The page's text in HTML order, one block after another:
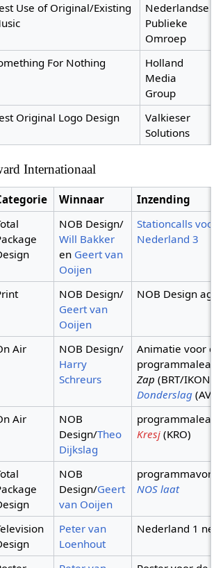
Use of Original/Existing
Nederlandse
Publieke
Omroep
For Nothing
Holland
Media
Group
Original Logo Design
Valkieser
Solutions
Internationaal
Winnaar
Inzending
NOB Design/
Will Bakker
en Geert van
Ooijen
Stationcalls
Nederland 3
NOB Design/
Geert van
Ooijen
NOB Design
Air
NOB Design/
Harry
Schreurs
Animatie voor
Zap (BRT/
Donderslag
Air
NOB
Design/Theo
Dijkslag
Kresj (KRO)
NOB
Design/Geert
van Ooijen
NOS laat
Peter van
Loenhout
Nederland 1